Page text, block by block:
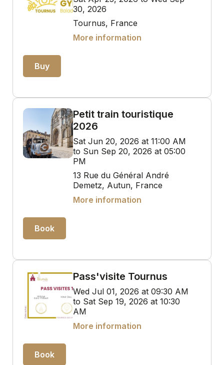
30, 2026
Tournus, France
More information
Buy
Petit train touristique
2026
Sat Jun 20, 2026 at 11:00 AM
to Sun Sep 20, 2026 at 05:00
PM
13 Rue du Général André
Demetz, Autun, France
More information
Book
Pass'visite Tournus
Wed Jul 01, 2026 at 09:30 AM
to Sat Sep 19, 2026 at 10:30
AM
More information
Book